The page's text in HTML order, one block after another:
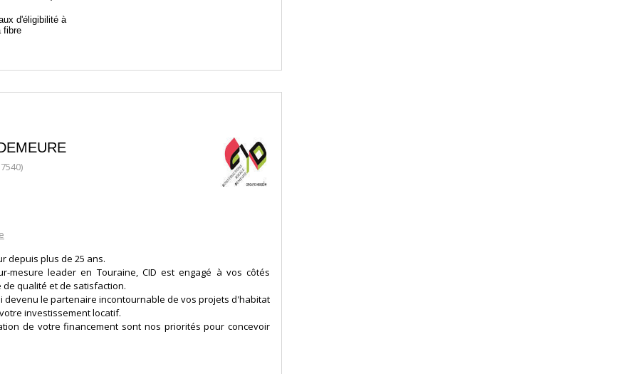
d'éligibilité à
fibre
depuis plus de 25 ans.
mesure leader en Touraine, CID est engagé à vos côtés
qualité et de satisfaction.
devenu le partenaire incontournable de vos projets d'habitat
investissement locatif.
de votre financement sont nos priorités pour concevoir
vous accompagnons sereinement pour donner vie à vos